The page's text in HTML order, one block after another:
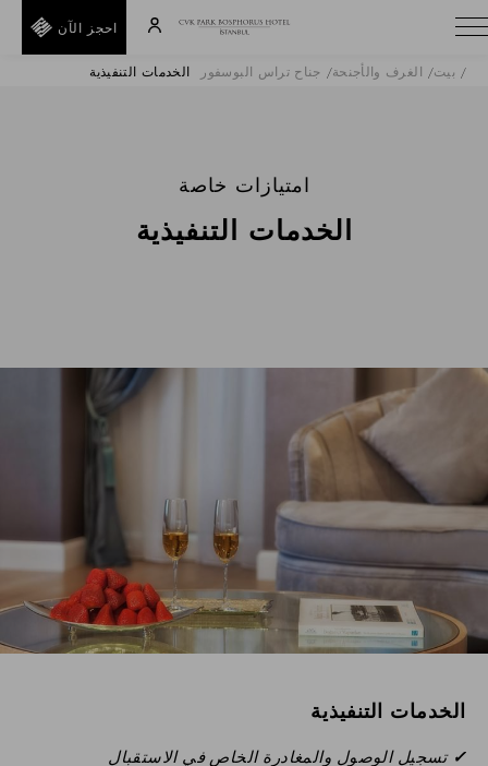
احجز الآن
خلف
الرقم
التسلسلي
للخصم
رمز
الشركة
بيت الغرف والأجنحة جناح تراس البوسفور الخدمات التنفيذية
امتيازات خاصة
الخدمات التنفيذية
الخدمات التنفيذية
✓تسجيل الوصول والمغادرة الخاص في الاستقبال